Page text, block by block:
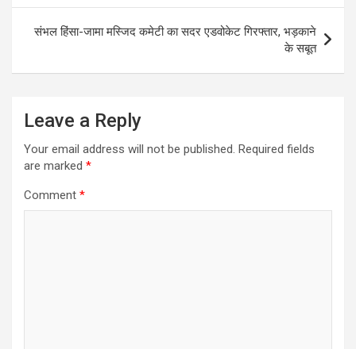
संभल हिंसा-जामा मस्जिद कमेटी का सदर एडवोकेट गिरफ्तार, भड़काने
के सबूत
Leave a Reply
Your email address will not be published. Required fields
are marked *
Comment *